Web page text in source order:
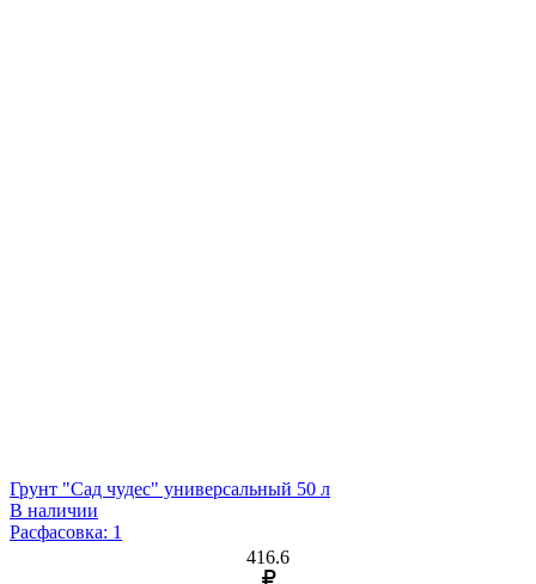
Грунт "Сад чудес" универсальный 50 л
В наличии
Расфасовка: 1
416.6